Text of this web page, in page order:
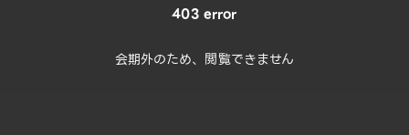
403 error
会期外のため、閲覧できません